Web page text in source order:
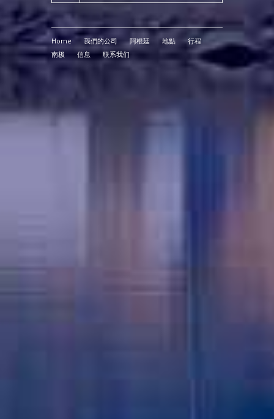
Home 我們的公司 阿根廷 地點
行程
南极
信息 联系我们